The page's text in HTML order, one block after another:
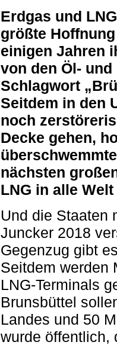
Erdgas und
größte
einigen Jahren
von den Öl-
Schlagwort
Seitdem in den
noch
Decke gehen,
nächsten
LNG in alle
Und die Staaten
Juncker 2018
Gegenzug gibt
Seitdem werden
LNG-Terminals
Brunsbüttel
Landes und 50
wurde öffentlich,